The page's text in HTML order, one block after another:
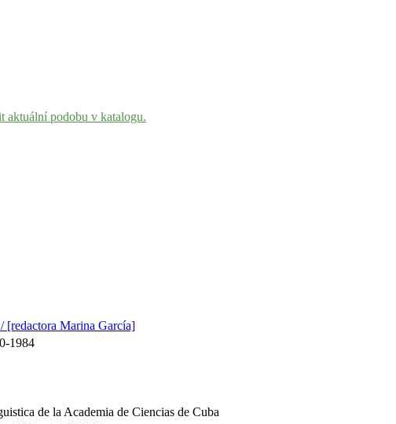
aktuální podobu v katalogu.
[redactora Marina García]
1984
de la Academia de Ciencias de Cuba